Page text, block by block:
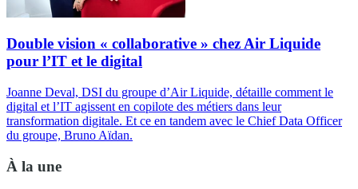
Double vision « collaborative » chez Air Liquide
pour l’IT et le digital
Joanne Deval, DSI du groupe d’Air Liquide, détaille comment le
digital et l’IT agissent en copilote des métiers dans leur
transformation digitale. Et ce en tandem avec le Chief Data Officer
du groupe, Bruno Aïdan.
À la une